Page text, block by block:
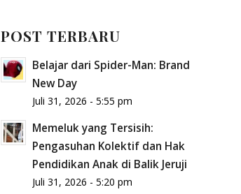
POST TERBARU
Belajar dari Spider-Man: Brand
New Day
Juli 31, 2026 - 5:55 pm
Memeluk yang Tersisih:
Pengasuhan Kolektif dan Hak
Pendidikan Anak di Balik Jeruji
Juli 31, 2026 - 5:20 pm